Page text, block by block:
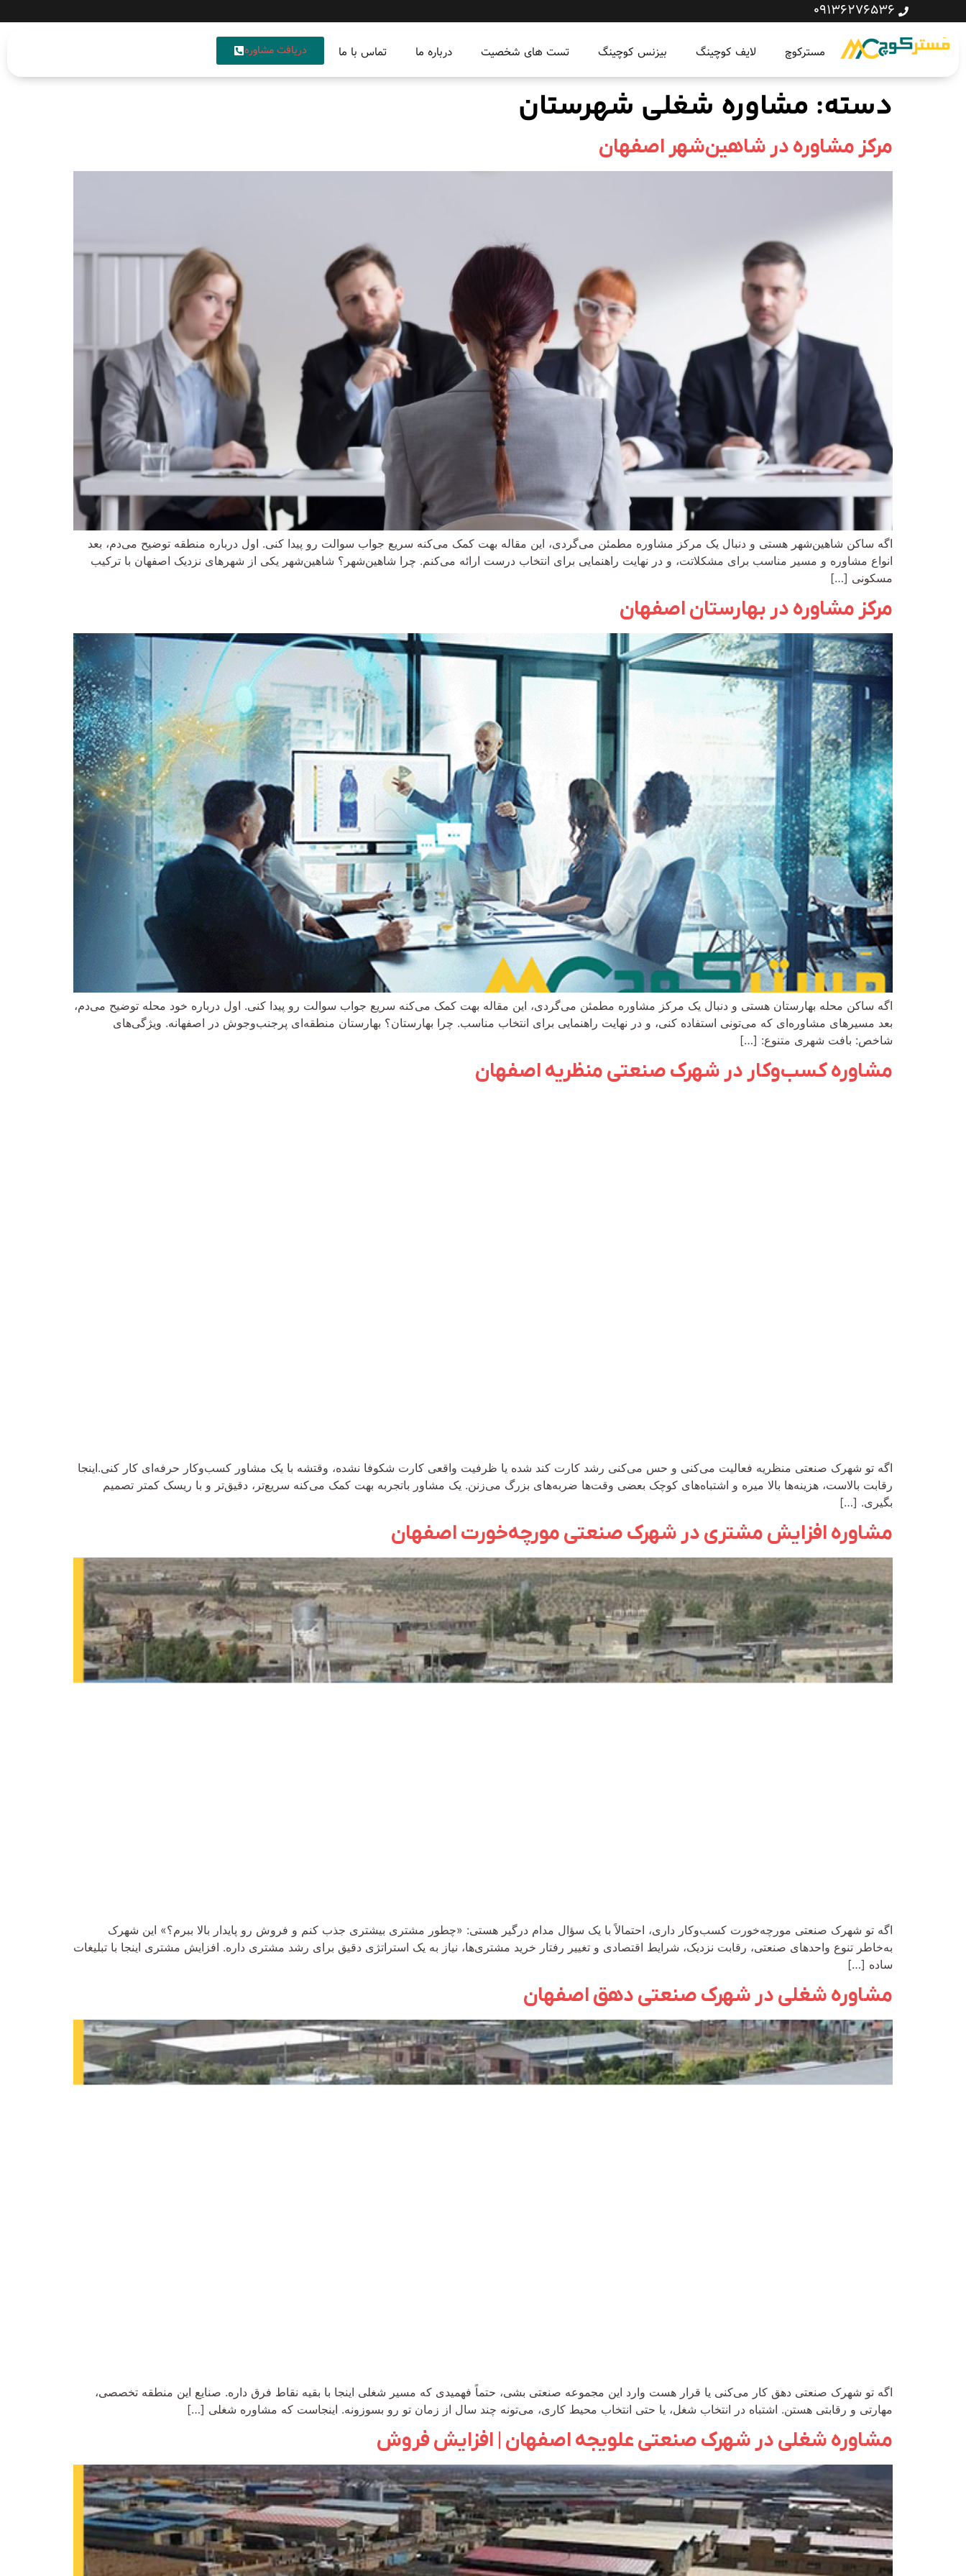
09136276536
دریافت مشاوره مسترکوچ لایف کوچینگ بیزنس کوچینگ تست های شخصیت درباره ما تماس با ما
دسته: مشاوره شغلی شهرستان
مرکز مشاوره در شاهین‌شهر اصفهان
اگه ساکن شاهین‌شهر هستی و دنبال یک مرکز مشاوره مطمئن می‌گردی، این مقاله بهت کمک می‌کنه سریع جواب سوالت رو پیدا کنی. اول درباره منطقه توضیح می‌دم، بعد
انواع مشاوره و مسیر مناسب برای مشکلاتت، و در نهایت راهنمایی برای انتخاب درست ارائه می‌کنم. چرا شاهین‌شهر؟ شاهین‌شهر یکی از شهرهای نزدیک اصفهان با ترکیب
مسکونی […]
مرکز مشاوره در بهارستان اصفهان
اگه ساکن محله بهارستان هستی و دنبال یک مرکز مشاوره مطمئن می‌گردی، این مقاله بهت کمک می‌کنه سریع جواب سوالت رو پیدا کنی. اول درباره خود محله توضیح می‌دم،
بعد مسیرهای مشاوره‌ای که می‌تونی استفاده کنی، و در نهایت راهنمایی برای انتخاب مناسب. چرا بهارستان؟ بهارستان منطقه‌ای پرجنب‌وجوش در اصفهانه. ویژگی‌های
شاخص: بافت شهری متنوع: […]
مشاوره کسب‌وکار در شهرک صنعتی منظریه اصفهان
اگه تو شهرک صنعتی منظریه فعالیت می‌کنی و حس می‌کنی رشد کارت کند شده یا ظرفیت واقعی کارت شکوفا نشده، وقتشه با یک مشاور کسب‌وکار حرفه‌ای کار کنی.اینجا
رقابت بالاست، هزینه‌ها بالا میره و اشتباه‌های کوچک بعضی وقت‌ها ضربه‌های بزرگ می‌زنن. یک مشاور باتجربه بهت کمک می‌کنه سریع‌تر، دقیق‌تر و با ریسک کمتر تصمیم
بگیری. […]
مشاوره افزایش مشتری در شهرک صنعتی مورچه‌خورت اصفهان
اگه تو شهرک صنعتی مورچه‌خورت کسب‌وکار داری، احتمالاً با یک سؤال مدام درگیر هستی: «چطور مشتری بیشتری جذب کنم و فروش رو پایدار بالا ببرم؟» این شهرک
به‌خاطر تنوع واحدهای صنعتی، رقابت نزدیک، شرایط اقتصادی و تغییر رفتار خرید مشتری‌ها، نیاز به یک استراتژی دقیق برای رشد مشتری داره. افزایش مشتری اینجا با تبلیغات
ساده […]
مشاوره شغلی در شهرک صنعتی دهق اصفهان
اگه تو شهرک صنعتی دهق کار می‌کنی یا قرار هست وارد این مجموعه صنعتی بشی، حتماً فهمیدی که مسیر شغلی اینجا با بقیه نقاط فرق داره. صنایع این منطقه تخصصی،
مهارتی و رقابتی هستن. اشتباه در انتخاب شغل، یا حتی انتخاب محیط کاری، می‌تونه چند سال از زمان تو رو بسوزونه. اینجاست که مشاوره شغلی […]
مشاوره شغلی در شهرک صنعتی علویجه اصفهان | افزایش فروش